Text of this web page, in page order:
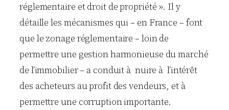
réglementaire et droit de propriété ». Il y
détaille les mécanismes qui – en France – font
que le zonage réglementaire – loin de
permettre une gestion harmonieuse du marché
de l’immobilier – a conduit à nuire à l’intérêt
des acheteurs au profit des vendeurs, et à
permettre une corruption importante.